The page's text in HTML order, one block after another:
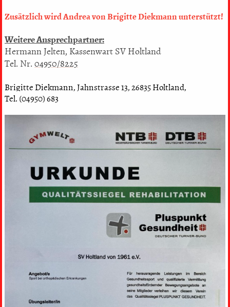
Zusätzlich wird Andrea von Brigitte Diekmann unterstützt!
Weitere Ansprechpartner:
Hermann Jelten, Kassenwart SV Holtland
Tel. Nr.04950/8225
Brigitte Diekmann, Jahnstrasse 13, 26835 Holtland,
Tel. (04950) 683